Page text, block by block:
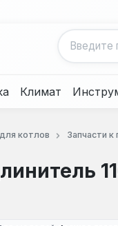
Климат
котлов Запчасти